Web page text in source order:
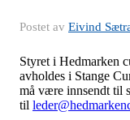
Postet av Eivind
Styret i Hedmarken
avholdes i Stange
må være innsendt til
til